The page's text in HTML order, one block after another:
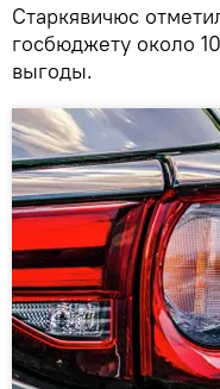
Старкявичюс
госбюджету около
выгоды.